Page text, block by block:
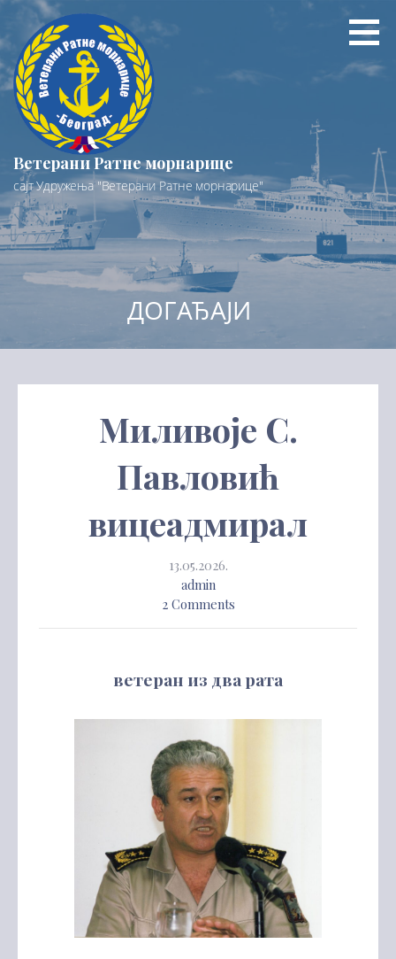
Preskoči
sadržaj
Ветерани Ратне морнарице
сајт Удружења "Ветерани Ратне морнарице"
ДОГАЂАЈИ
Миливоје С.
Павловић
вицеадмирал
13.05.2026.
admin
2 Comments
ветеран из два рата